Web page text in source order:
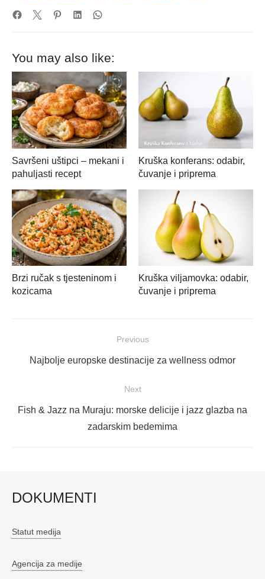
You may also like:
Savršeni uštipci – mekani i
pahuljasti recept
Kruška konferans: odabir,
čuvanje i priprema
Brzi ručak s tjesteninom i
kozicama
Kruška viljamovka: odabir,
čuvanje i priprema
objava
Previous
Previous
Najbolje europske destinacije za wellness odmor
Next
Next
Fish & Jazz na Muraju: morske delicije i jazz glazba na
zadarskim bedemima
DOKUMENTI
Statut medija
Agencija za medije